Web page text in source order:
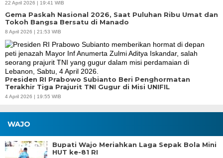
22 April 2026 | 19:41 WIB
Gema Paskah Nasional 2026, Saat Puluhan Ribu Umat dan
Tokoh Bangsa Bersatu di Manado
8 April 2026 | 21:53 WIB
Presiden RI Prabowo Subianto Beri Penghormatan
Terakhir Tiga Prajurit TNI Gugur di Misi UNIFIL
4 April 2026 | 19:55 WIB
WAJO
Bupati Wajo Meriahkan Laga Sepak Bola Mini
HUT ke-81 RI